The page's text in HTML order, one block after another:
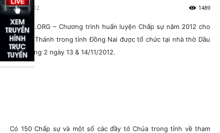
14/11/2012 1489
HTTLVN.ORG – Chương trình huấn luyện Chấp sự năm 2012 cho
các Hội Thánh trong tỉnh Đồng Nai được tổ chức tại nhà thờ Dầu
Giây trong 2 ngày 13 & 14/11/2012.
Có 150 Chấp sự và một số các đầy tớ Chúa trong tỉnh về tham